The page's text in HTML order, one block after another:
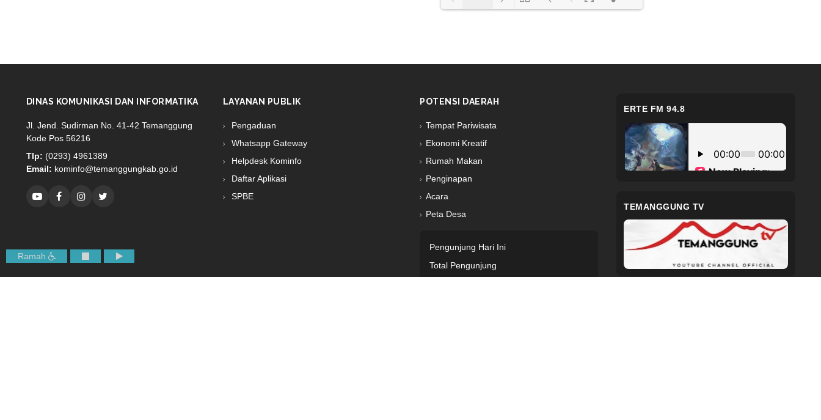
DINAS KOMUNIKASI DAN INFORMATIKA
Jl. Jend. Sudirman No. 41-42 Temanggung
Kode Pos 56216
Tlp: (0293) 4961389
Email: kominfo@temanggungkab.go.id
LAYANAN PUBLIK
Pengaduan
Whatsapp Gateway
Helpdesk Kominfo
Daftar Aplikasi
SPBE
POTENSI DAERAH
Tempat Pariwisata
Ekonomi Kreatif
Rumah Makan
Penginapan
Acara
Peta Desa
Pengunjung Hari Ini
Total Pengunjung
ERTE FM 94.8
TEMANGGUNG TV
Ramah